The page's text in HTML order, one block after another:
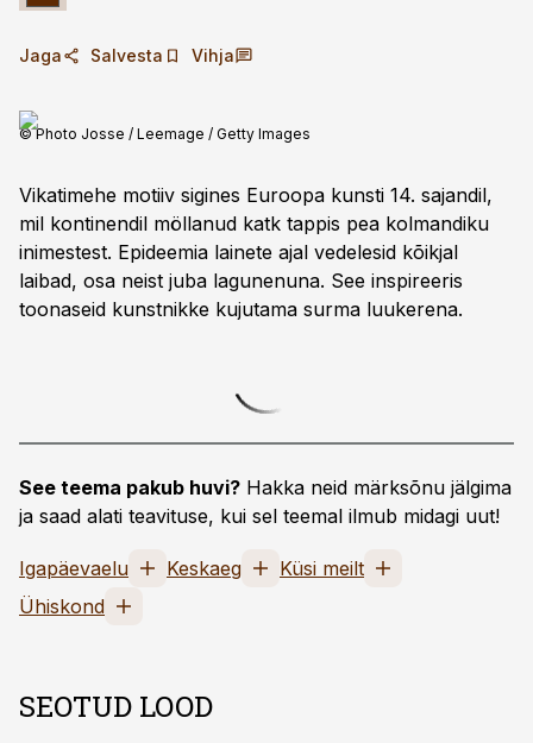
Jaga Salvesta Vihja
© Photo Josse / Leemage / Getty Images
Vikatimehe motiiv sigines Euroopa kunsti 14. sajandil,
mil kontinendil möllanud katk tappis pea kolmandiku
inimestest. Epideemia lainete ajal vedelesid kõikjal
laibad, osa neist juba lagunenuna. See inspireeris
toonaseid kunstnikke kujutama surma luu­kerena.
See teema pakub huvi? Hakka neid märksõnu jälgima
ja saad alati teavituse, kui sel teemal ilmub midagi uut!
Igapäevaelu Keskaeg
Küsi meilt
Ühiskond
SEOTUD LOOD